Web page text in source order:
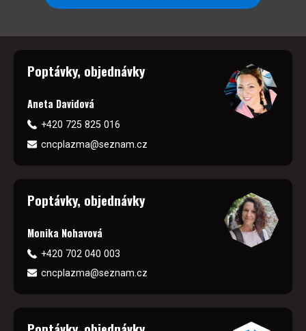
Poptávky, objednávky
Aneta Davidová
+420 725 825 016
cncplazma@seznam.cz
Poptávky, objednávky
Monika Nohavová
+420 702 040 003
cncplazma@seznam.cz